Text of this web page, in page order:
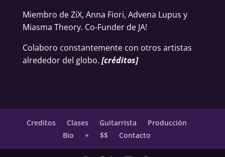
Miembro de ZiX, Anna Fiori, Advena Lupus y
Miasma Theory. Co-Funder de JA!
Colaboro constantemente con otros artistas
alrededor del globo. [créditos]
Creditos Clases Guitarrista
Producción
Bio
+ $$ Contacto